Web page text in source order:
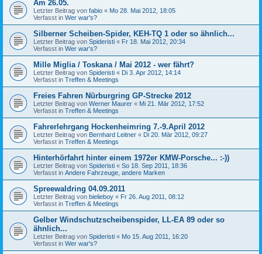
Am 26.05.
Letzter Beitrag von fabio « Mo 28. Mai 2012, 18:05
Verfasst in Wer war's?
Silberner Scheiben-Spider, KEH-TQ 1 oder so ähnlich...
Letzter Beitrag von Spideristi « Fr 18. Mai 2012, 20:34
Verfasst in Wer war's?
Mille Miglia / Toskana / Mai 2012 - wer fährt?
Letzter Beitrag von Spideristi « Di 3. Apr 2012, 14:14
Verfasst in Treffen & Meetings
Freies Fahren Nürburgring GP-Strecke 2012
Letzter Beitrag von Werner Maurer « Mi 21. Mär 2012, 17:52
Verfasst in Treffen & Meetings
Fahrerlehrgang Hockenheimring 7.-9.April 2012
Letzter Beitrag von Bernhard Leitner « Di 20. Mär 2012, 09:27
Verfasst in Treffen & Meetings
Hinterhörfahrt hinter einem 1972er KMW-Porsche... :-))
Letzter Beitrag von Spideristi « So 18. Sep 2011, 18:36
Verfasst in Andere Fahrzeuge, andere Marken
Spreewaldring 04.09.2011
Letzter Beitrag von bielieboy « Fr 26. Aug 2011, 08:12
Verfasst in Treffen & Meetings
Gelber Windschutzscheibenspider, LL-EA 89 oder so
ähnlich...
Letzter Beitrag von Spideristi « Mo 15. Aug 2011, 16:20
Verfasst in Wer war's?